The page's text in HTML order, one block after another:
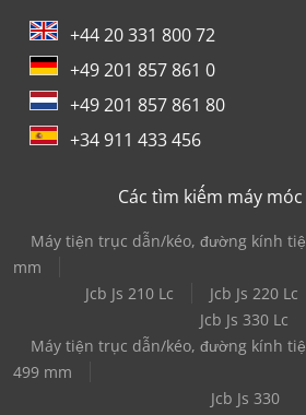
+44 20 331 800 72
+49 201 857 861 0
+49 201 857 861 80
+34 911 433 456
Các tìm kiếm máy
Máy tiện trục dẫn/kéo, đường kính
mm
Jcb Js 210 Lc
Jcb Js 220 Lc
Jcb Js 330 Lc
Máy tiện trục dẫn/kéo, đường kính
499 mm
Jcb Js 330